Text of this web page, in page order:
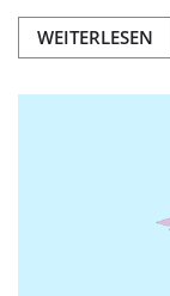
WEITERLESEN